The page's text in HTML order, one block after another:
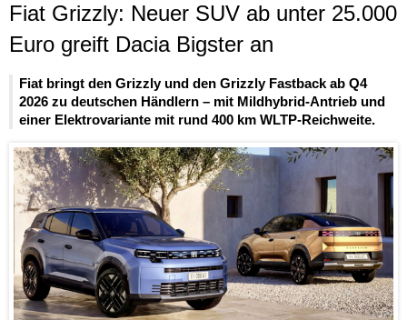
Fiat Grizzly: Neuer SUV ab unter 25.000
Euro greift Dacia Bigster an
Fiat bringt den Grizzly und den Grizzly Fastback ab Q4
2026 zu deutschen Händlern – mit Mildhybrid-Antrieb und
einer Elektrovariante mit rund 400 km WLTP-Reichweite.